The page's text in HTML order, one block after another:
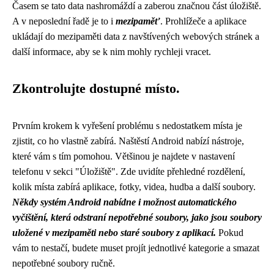
Časem se tato data nashromáždí a zaberou značnou část úložiště.
A v neposlední řadě je to i mezipaměť. Prohlížeče a aplikace
ukládají do mezipaměti data z navštívených webových stránek a
další informace, aby se k nim mohly rychleji vracet.
Zkontrolujte dostupné místo.
Prvním krokem k vyřešení problému s nedostatkem místa je
zjistit, co ho vlastně zabírá. Naštěstí Android nabízí nástroje,
které vám s tím pomohou. Většinou je najdete v nastavení
telefonu v sekci "Úložiště". Zde uvidíte přehledné rozdělení,
kolik místa zabírá aplikace, fotky, videa, hudba a další soubory.
Někdy systém Android nabídne i možnost automatického
vyčištění, která odstraní nepotřebné soubory, jako jsou soubory
uložené v mezipaměti nebo staré soubory z aplikací. Pokud
vám to nestačí, budete muset projít jednotlivé kategorie a smazat
nepotřebné soubory ručně.